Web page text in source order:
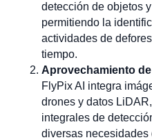
detección de objetos
permitiendo la
actividades de
tiempo.
Aprovechamiento
FlyPix AI integra
drones y datos
integrales de
diversas necesidades